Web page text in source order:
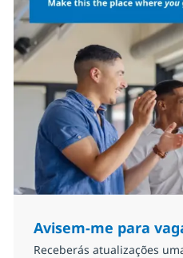
Avisem-me para
Receberás atualizações